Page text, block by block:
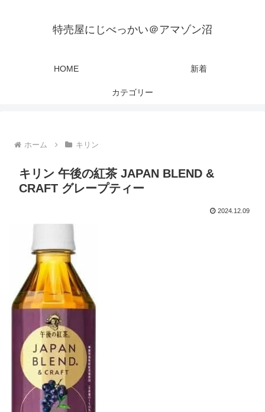
特売屋にじべっかい＠アマゾン沼
HOME 新着
カテゴリー
ホーム キリン
キリン 午後の紅茶 JAPAN BLEND &
CRAFT グレープティー
2024.12.09